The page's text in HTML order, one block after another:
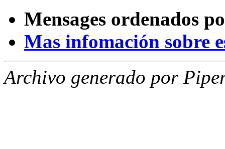
Mensages ordenados
Mas infomación sobre
Archivo generado por